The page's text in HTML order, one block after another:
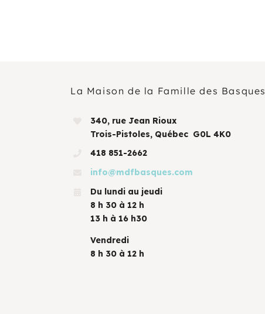
La Maison de la Famille des Basques
340, rue Jean Rioux
Trois-Pistoles, Québec G0L 4K0
418 851-2662
info@mdfbasques.com
Du lundi au jeudi
8 h 30 à 12 h
13 h à 16 h30
Vendredi
8 h 30 à 12 h